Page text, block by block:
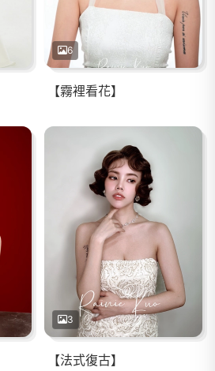
6
【霧裡看花】
3
【法式復古】